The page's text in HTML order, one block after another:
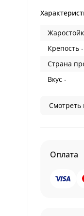
Крепость -
Страна
Вкус -
Смотреть
Оплата